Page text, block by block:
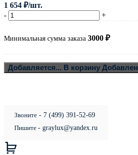
1 654 ₽/шт.
-
+
Минимальная сумма заказа 3000 ₽
Добавляется... В корзину Добавлен
Звоните - 7 (499) 391-52-69
Пишите - graylux@yandex.ru